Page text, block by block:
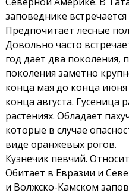
заповеднике
Предпочитает лесные
Довольно часто
год дает два поколения,
поколения заметно
конца мая до конца
конца августа. Гусеница
растениях. Обладает
которые в случае
виде оранжевых рогов.
Кузнечик певчий.
Обитает в Евразии и
и Волжско-Камском